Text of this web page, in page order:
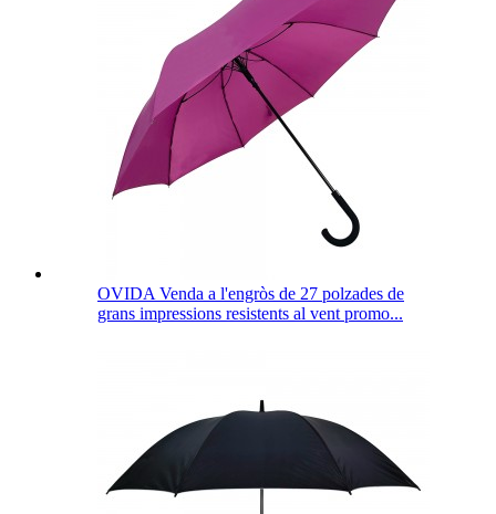
OVIDA Venda a l'engròs de 27 polzades de
grans impressions resistents al vent promo...